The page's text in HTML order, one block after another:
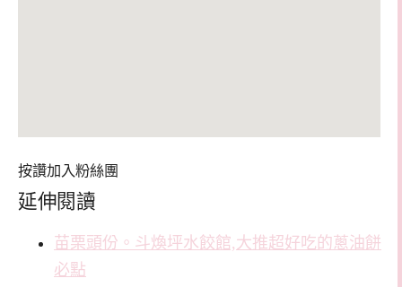
按讚加入粉絲團
延伸閱讀
苗栗頭份。斗煥坪水餃館,大推超好吃的蔥油餅
必點